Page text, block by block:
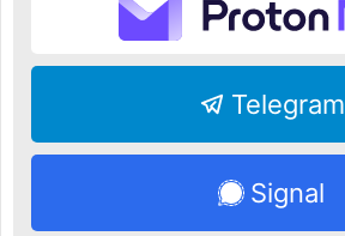
Telegram
Signal